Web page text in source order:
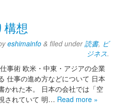
想
eshimainfo & filed under読書, ビ
ジネス.
事術 欧米・中東・アジアの企業
仕事の進め方などについて 日本
かれた本。 日本の会社では「空
されていて 明… Read more »